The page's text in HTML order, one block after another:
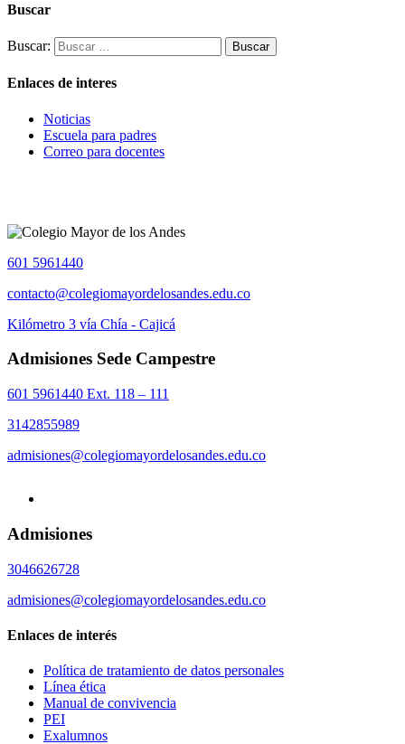
Buscar
Buscar:
Enlaces de interes
Noticias
Escuela para padres
Correo para docentes
601 5961440
contacto@colegiomayordelosandes.edu.co
Kilómetro 3 vía Chía - Cajicá
Admisiones Sede Campestre
601 5961440 Ext. 118 – 111
3142855989
admisiones@colegiomayordelosandes.edu.co
Admisiones
3046626728
admisiones@colegiomayordelosandes.edu.co
Enlaces de interés
Política de tratamiento de datos personales
Línea ética
Manual de convivencia
PEI
Exalumnos